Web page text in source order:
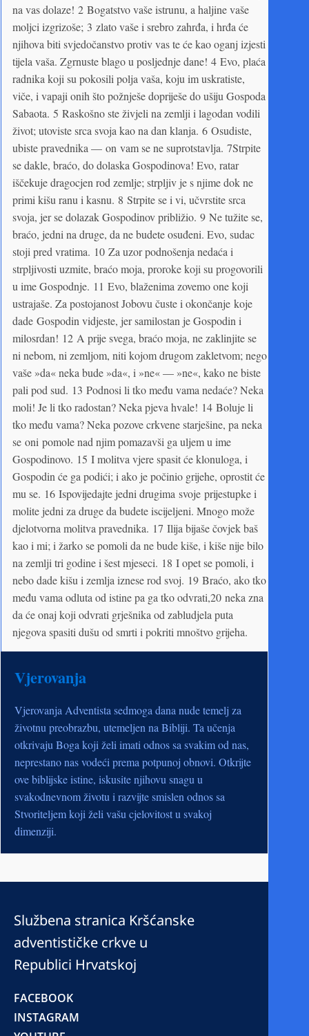
na vas dolaze! 2 Bogatstvo vaše istrunu, a haljine vaše
moljci izgrizoše; 3 zlato vaše i srebro zahrđa, i hrđa će
njihova biti svjedočanstvo protiv vas te će kao oganj izjesti
tijela vaša. Zgrnuste blago u posljednje dane! 4 Evo, plaća
radnika koji su pokosili polja vaša, koju im uskratiste,
viče, i vapaji onih što požnješe dopriješe do ušiju Gospoda
Sabaota. 5 Raskošno ste živjeli na zemlji i lagodan vodili
život; utoviste srca svoja kao na dan klanja. 6 Osudiste,
ubiste pravednika — on vam se ne suprotstavlja. 7Strpite
se dakle, braćo, do dolaska Gospodinova! Evo, ratar
iščekuje dragocjen rod zemlje; strpljiv je s njime dok ne
primi kišu ranu i kasnu. 8 Strpite se i vi, učvrstite srca
svoja, jer se dolazak Gospodinov približio. 9 Ne tužite se,
braćo, jedni na druge, da ne budete osuđeni. Evo, sudac
stoji pred vratima. 10 Za uzor podnošenja nedaća i
strpljivosti uzmite, braćo moja, proroke koji su progovorili
u ime Gospodnje. 11 Evo, blaženima zovemo one koji
ustrajaše. Za postojanost Jobovu čuste i okončanje koje
dade Gospodin vidjeste, jer samilostan je Gospodin i
milosrdan! 12 A prije svega, braćo moja, ne zaklinjite se
ni nebom, ni zemljom, niti kojom drugom zakletvom; nego
vaše »da« neka bude »da«, i »ne« — »ne«, kako ne biste
pali pod sud. 13 Podnosi li tko među vama nedaće? Neka
moli! Je li tko radostan? Neka pjeva hvale! 14 Boluje li
tko među vama? Neka pozove crkvene starješine, pa neka
se oni pomole nad njim pomazavši ga uljem u ime
Gospodinovo. 15 I molitva vjere spasit će klonuloga, i
Gospodin će ga podići; i ako je počinio grijehe, oprostit će
mu se. 16 Ispovijedajte jedni drugima svoje prijestupke i
molite jedni za druge da budete iscijeljeni. Mnogo može
djelotvorna molitva pravednika. 17 Ilija bijaše čovjek baš
kao i mi; i žarko se pomoli da ne bude kiše, i kiše nije bilo
na zemlji tri godine i šest mjeseci. 18 I opet se pomoli, i
nebo dade kišu i zemlja iznese rod svoj. 19 Braćo, ako tko
među vama odluta od istine pa ga tko odvrati,20 neka zna
da će onaj koji odvrati grješnika od zabludjela puta
njegova spasiti dušu od smrti i pokriti mnoštvo grijeha.
Vjerovanja
Vjerovanja Adventista sedmoga dana nude temelj za
životnu preobrazbu, utemeljen na Bibliji. Ta učenja
otkrivaju Boga koji želi imati odnos sa svakim od nas,
neprestano nas vodeći prema potpunoj obnovi. Otkrijte
ove biblijske istine, iskusite njihovu snagu u
svakodnevnom životu i razvijte smislen odnos sa
Stvoriteljem koji želi vašu cjelovitost u svakoj
dimenziji.
Službena stranica Kršćanske
adventističke crkve u
Republici Hrvatskoj
FACEBOOK
INSTAGRAM